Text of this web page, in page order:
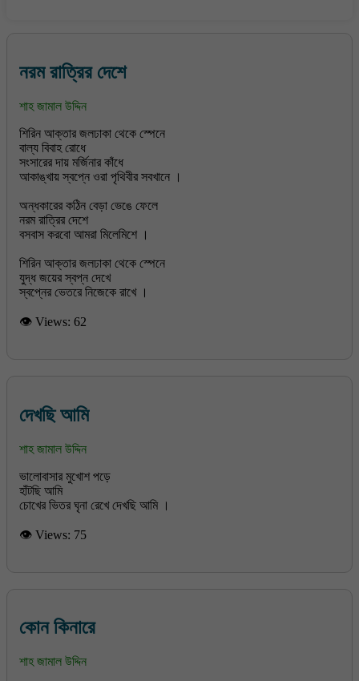
নরম রাত্রির দেশে
শাহ জামাল উদ্দিন
শিরিন আক্তার জলঢাকা থেকে স্পেনে
বাল্য বিবাহ রোধে
সংসারের দায় মর্জিনার কাঁধে
আকাঙ্খায় স্বপ্নে ওরা পৃথিবীর সবখানে ।
অন্ধকারের কঠিন বেড়া ভেঙে ফেলে
নরম রাত্রির দেশে
বসবাস করবো আমরা মিলেমিশে ।
শিরিন আক্তার জলঢাকা থেকে স্পেনে
যুদ্ধ জয়ের স্বপ্ন দেখে
👁 Views: 62
দেখছি আমি
শাহ জামাল উদ্দিন
ভালোবাসার মুখোশ পড়ে
হাঁটছি আমি
চোখের ভিতর ঘৃনা রেখে দেখছি আমি ।
👁 Views: 75
কোন কিনারে
শাহ জামাল উদ্দিন